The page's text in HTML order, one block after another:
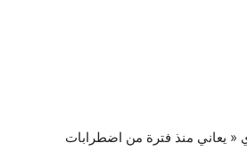
« يعاني منذ فترة من اضطرابات